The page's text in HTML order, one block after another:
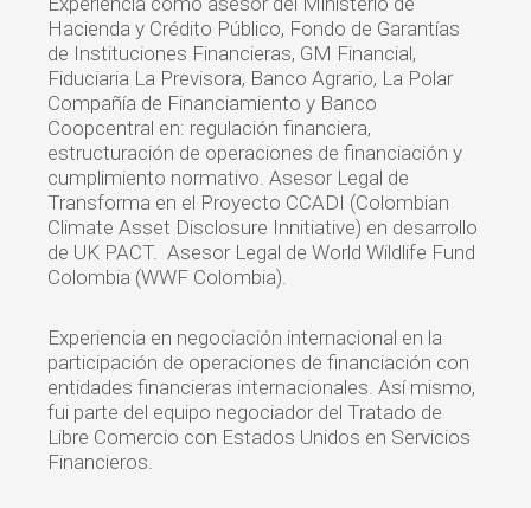
Hacienda y Crédito Público, Fondo de Garantías
de Instituciones Financieras, GM Financial,
Fiduciaria La Previsora, Banco Agrario, La Polar
Compañía de Financiamiento y Banco
Coopcentral en: regulación financiera,
estructuración de operaciones de financiación y
cumplimiento normativo. Asesor Legal de
Transforma en el Proyecto CCADI (Colombian
Climate Asset Disclosure Innitiative) en desarrollo
de UK PACT. Asesor Legal de World Wildlife Fund
Colombia (WWF Colombia).
Experiencia en negociación internacional en la
participación de operaciones de financiación con
entidades financieras internacionales. Así mismo,
fui parte del equipo negociador del Tratado de
Libre Comercio con Estados Unidos en Servicios
Financieros.